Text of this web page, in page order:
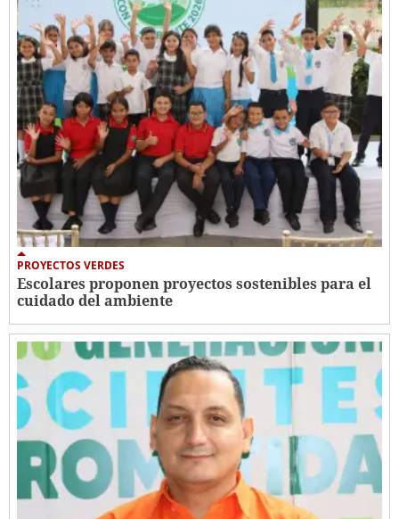
PROYECTOS VERDES
Escolares proponen proyectos sostenibles para el
cuidado del ambiente